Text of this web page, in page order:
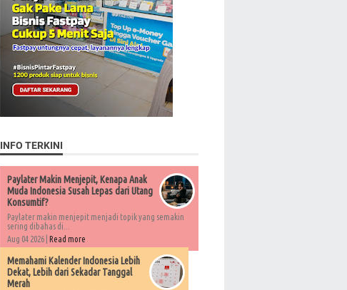
INFO TERKINI
Paylater Makin Menjepit, Kenapa Anak
Muda Indonesia Susah Lepas dari Utang
Konsumtif?
Paylater makin menjepit menjadi topik yang semakin
sering dibahas di...
Aug 04 2026 | Read more
Memahami Kalender Indonesia Lebih
Dekat, Lebih dari Sekadar Tanggal
Merah